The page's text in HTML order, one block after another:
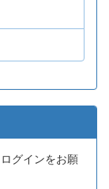
グインをお願